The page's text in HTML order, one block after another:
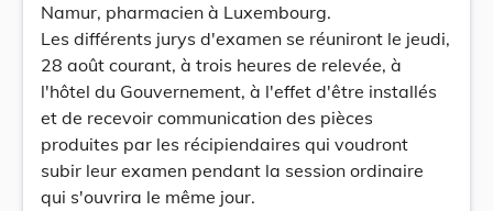
Namur, pharmacien à Luxembourg.
Les différents jurys d'examen se réuniront le jeudi,
28 août courant, à trois heures de relevée, à
l'hôtel du Gouvernement, à l'effet d'être installés
et de recevoir communication des pièces
produites par les récipiendaires qui voudront
subir leur examen pendant la session ordinaire
qui s'ouvrira le même jour.